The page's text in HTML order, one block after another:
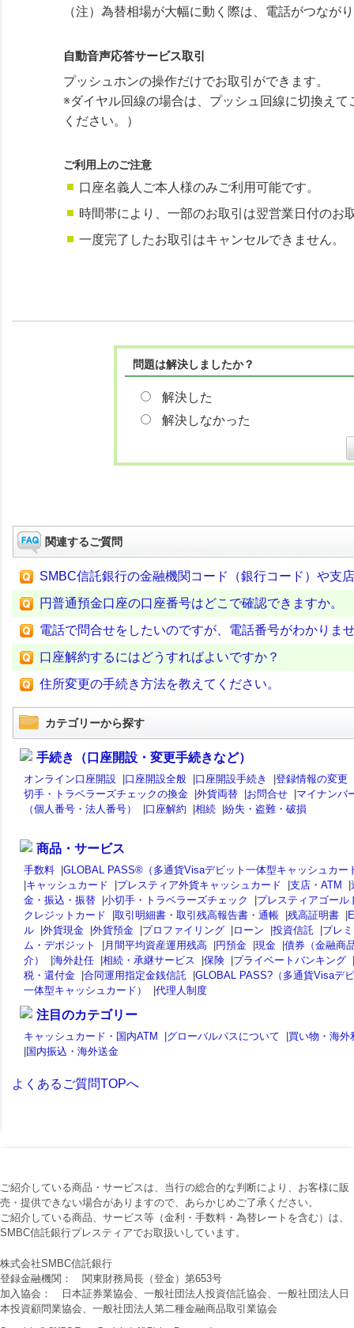
（注）為替相場が大幅に動く際は、電話がつなが
自動音声応答サービス取引
プッシュホンの操作だけでお取引ができます。
※ダイヤル回線の場合は、プッシュ回線に切換え
ください。）
ご利用上のご注意
口座名義人ご本人様のみご利用可能です。
時間帯により、一部のお取引は翌営業日付のお
一度完了したお取引はキャンセルできません。
問題は解決しましたか？
解決した
解決しなかった
関連するご質問
SMBC信託銀行の金融機関コード（銀行コード）や支
円普通預金口座の口座番号はどこで確認できますか。
電話で問合せをしたいのですが、電話番号がわかりま
口座解約するにはどうすればよいですか？
住所変更の手続き方法を教えてください。
カテゴリーから探す
手続き（口座開設・変更手続きなど）
オンライン口座開設 |口座開設全般 |口座開設手続き |登録情報の変更
切手・トラベラーズチェックの換金 |外貨両替 |お問合せ |マイナンバ
（個人番号・法人番号）
|口座解約 |相続 |紛失・盗難・破損
商品・サービス
手数料 |GLOBAL PASS®（多通貨Visaデビット一体型キャッシュカー
|キャッシュカード |プレスティア外貨キャッシュカード |支店・ATM |
金・振込・振替 |小切手・トラベラーズチェック |プレスティアゴール
クレジットカード
|取引明細書・取引残高報告書・通帳 |残高証明書 |
ル |外貨現金 |外貨預金 |プロファイリング |ローン |投資信託 |プレ
ム・デポジット
| 月間平均資産運用残高 |円預金 |現金 |債券（金融商
介）
|海外赴任 |相続・承継サービス |保険 |プライベートバンキング |
税・還付金 |合同運用指定金銭信託 |GLOBAL PASS?（多通貨Visaデ
一体型キャッシュカード）
|代理人制度
注目のカテゴリー
キャッシュカード・国内ATM |グローバルパスについて |買い物・海外
|国内振込・海外送金
よくあるご質問TOPへ
ご紹介している商品・サービスは、当行の総合的な判断により、お客様に販
売・提供できない場合がありますので、あらかじめご了承ください。
ご紹介している商品、サービス等（金利・手数料・為替レートを含む）は、
SMBC信託銀行プレスティアでお取扱いしています。
株式会社SMBC信託銀行
登録金融機関： 関東財務局長（登金）第653号
加入協会： 日本証券業協会、一般社団法人投資信託協会、一般社団法人日
本投資顧問業協会、一般社団法人第二種金融商品取引業協会